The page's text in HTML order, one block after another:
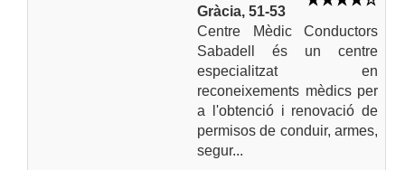
Gràcia, 51-53
Centre Mèdic Conductors
Sabadell és un centre
especialitzat en
reconeixements mèdics per
a l'obtenció i renovació de
permisos de conduir, armes,
segur...